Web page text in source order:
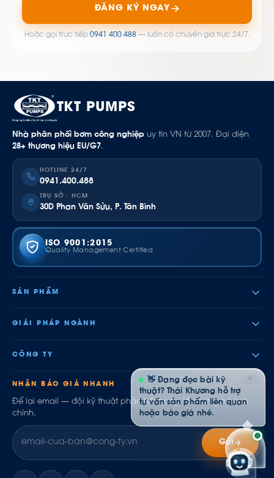
ĐĂNG KÝ NGAY
Hoặc gọi trực tiếp 0941 400 488— luôn có chuyên gia trực 24/7.
TKT PUMPS
Nhà phân phối bơm công nghiệp uy tín VN từ 2007. Đại diện
28+ thương hiệu EU/G7.
HOTLINE 24/7
0941.400.488
TRỤ SỞ · HCM
30D Phan Văn Sửu, P. Tân Bình
ISO 9001:2015
Quality Management Certified
SẢN PHẨM
GIẢI PHÁP NGÀNH
CÔNG TY
NHẬN BÁO GIÁ NHANH
Để lại email — đội kỹ thuật phản hồi trong 15 phút giờ hành
chính.
Gửi
✕
👋 Đang đọc bài kỹ
thuật? Thái Khương hỗ trợ
tư vấn sản phẩm liên quan
hoặc báo giá nhé.